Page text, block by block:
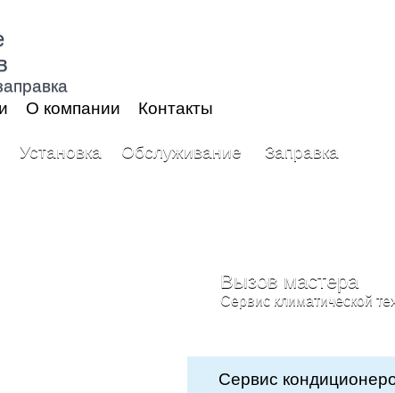
О компании Контакты
Установка Обслуживание Заправка
Вызов мастера
Cервис климатической
Сервис